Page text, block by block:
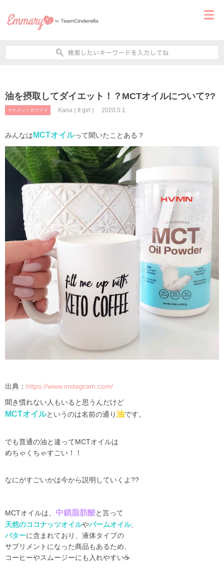
油を摂取してダイエット！？MCTオイルについて??
イケメン／カワイイ Kana ( It girl ) 2020.5.1
みんなは MCTオイルって聞いたことある？
出典： https://www.instagram.com/
聞き慣れない人もいると思うんだけど
MCTオイルというのは名前の通り油です。
でも普通の油と違ってMCTオイルは
めちゃくちゃすごい！！
なにがすごいかは今から説明していくよ??
MCTオイルは、 中鎖脂肪酸と言って
天然のココナッツオイルやパームオイル、
バターに含まれており、液体タイプの
サプリメントになった商品もあるため、
コーヒーやスムージーにも入れやすい☕️